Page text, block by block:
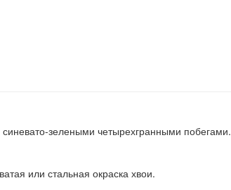
зелеными четырехгранными побегами.
или стальная окраска хвои.